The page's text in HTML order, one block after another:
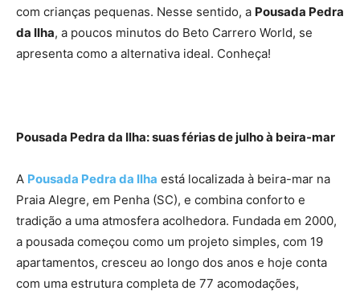
com crianças pequenas. Nesse sentido, a Pousada Pedra
da Ilha, a poucos minutos do Beto Carrero World, se
apresenta como a alternativa ideal. Conheça!
Pousada Pedra da Ilha: suas férias de julho à beira-mar
A Pousada Pedra da Ilha está localizada à beira-mar na
Praia Alegre, em Penha (SC), e combina conforto e
tradição a uma atmosfera acolhedora. Fundada em 2000,
a pousada começou como um projeto simples, com 19
apartamentos, cresceu ao longo dos anos e hoje conta
com uma estrutura completa de 77 acomodações,